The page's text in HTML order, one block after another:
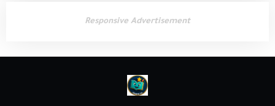
Responsive Advertisement